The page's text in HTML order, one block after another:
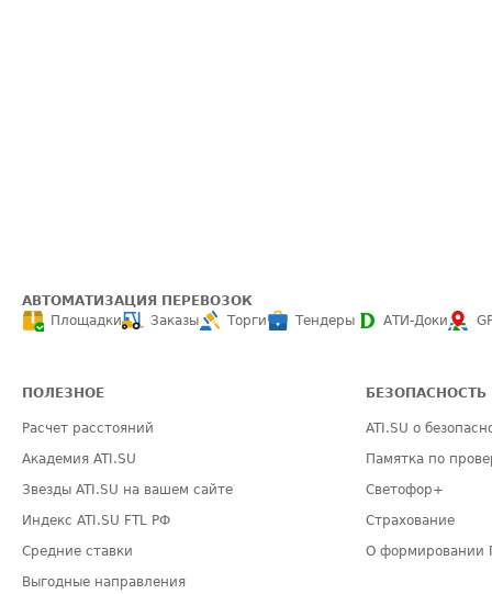
АВТОМАТИЗАЦИЯ ПЕРЕВОЗОК
Площадки
Заказы Торги Тендеры АТИ-Доки
ПОЛЕЗНОЕ
Расчет расстояний
Академия ATI.SU
Звезды ATI.SU на вашем сайте
Индекс ATI.SU FTL РФ
Средние ставки
Выгодные направления
БЕЗОПАСНОСТЬ
ATI.SU о
Памятка по
Светофор+
Страхование
О формировании